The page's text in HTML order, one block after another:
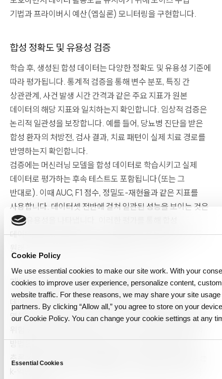
Cookie Policy
We use essential cookies to make our site work. With your
cookies to improve user experience, personalize content,
website traffic. For these reasons, we may share your site
partners. By clicking “Allow all,” you agree to store on your
our Cookie Policy. You can change your cookie settings at any
Essential Cookies
기법과 프라이버시 예산(엡실론) 모니터링을 구현합니다.
합성 정확도 및 유용성 검증
학습 후, 생성된 합성 데이터는 다양한 정확도 및 유용성 기준에
따라 평가됩니다. 통계적 검증을 통해 변수 분포, 특징 간
상관관계, 사건 발생 시간 간격과 같은 주요 지표가 원본
데이터의 해당 지표와 일치하는지 확인합니다. 임상적 검증은
논리적 일관성을 보장합니다. 예를 들어, 당뇨병 진단을 받은
합성 환자의 처방전, 검사 결과, 치료 패턴이 실제 치료 경로를
반영하는지 확인합니다.
검증에는 머신러닝 모델을 합성 데이터로 학습시키고 실제
데이터로 평가하는 후속 테스트도 포함됩니다(또는 그
반대로). 이때 AUC, F1 점수, 정밀도-재현율과 같은 지표를
사용합니다. 데이터셋 전반에 걸쳐 일관된 성능을 보이는 것은
높은 유용성을 나타냅니다. 이러한 평가를 통해 합성
데이터셋이 알고리즘 개발, 시스템 테스트 또는 학술 연구 등
원래 목적에 부합하는지 여부를 판단할 수 있습니다.
개인정보 위험 평가를 통해 인증받으세요
데이터셋 공개 전 마지막이자 가장 중요한 단계는 데이터셋이
역설계되거나 실제 개인을 추적할 수 없도록 철저한 개인정보
방법을 모두 사용하여 재식별 위험, 구성원 추론 위험, 속성
k-익명성 평가, 연결 공격 시뮬레이션, 차분 프라이버시 감사